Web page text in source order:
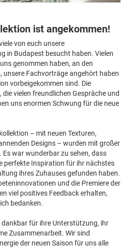
ist angekommen!
von euch unsere
in Budapest besucht haben. Vielen
genommen haben, an den
Fachvorträge angehört haben
vorbeigekommen sind. Die
vielen freundlichen Gespräche und
uns enormen Schwung für die neue
– mit neuen Texturen,
Designs – wurden mit großer
war wunderbar zu sehen, dass
perfekte Inspiration für ihr nächstes
ihres Zuhauses gefunden haben.
und die Premiere der
viel positives Feedback erhalten,
bedanken.
für ihre Unterstützung, ihr
Zusammenarbeit. Wir sind
der neuen Saison für uns alle